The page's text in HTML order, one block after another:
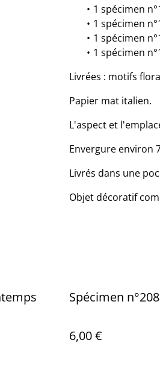
1 spécimen
1 spécimen
1 spécimen
1 spécimen
Livrées : motifs
Papier mat italien.
L'aspect et
Envergure environ
Livrés dans une
Objet décoratif
Spécimen n°208
6,00 €